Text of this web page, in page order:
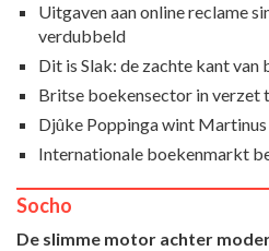
Uitgaven aan online reclame
verdubbeld
Dit is Slak: de zachte kant
Britse boekensector in verzet
Djûke Poppinga wint
Internationale boekenmarkt
Socho
De slimme motor achter